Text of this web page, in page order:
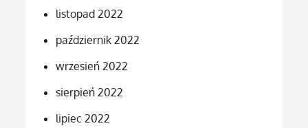
listopad 2022
październik 2022
wrzesień 2022
sierpień 2022
lipiec 2022